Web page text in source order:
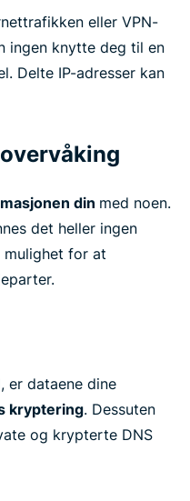
eller VPN-
ingen knytte deg til en
Delte IP-adresser kan
din med noen.
det heller ingen
mulighet for at
er dataene dine
kryptering. Dessuten
og krypterte DNS